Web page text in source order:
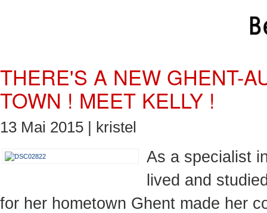
THERE'S A NEW GHENT-
TOWN ! MEET KELLY !
13 Mai 2015 | kristel
As a specialist
lived and
for her hometown Ghent made her